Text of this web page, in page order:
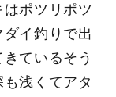
ポツリポツ
イ釣りで出
ているそう
浅くてアタ